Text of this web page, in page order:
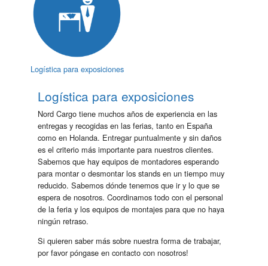
Logística para exposiciones
Logística para exposiciones
Nord Cargo tiene muchos años de experiencia en las
entregas y recogidas en las ferias, tanto en España
como en Holanda. Entregar puntualmente y sin daños
es el criterio más importante para nuestros clientes.
Sabemos que hay equipos de montadores esperando
para montar o desmontar los stands en un tiempo muy
reducido. Sabemos dónde tenemos que ir y lo que se
espera de nosotros. Coordinamos todo con el personal
de la feria y los equipos de montajes para que no haya
ningún retraso.
Si quieren saber más sobre nuestra forma de trabajar,
por favor póngase en contacto con nosotros!